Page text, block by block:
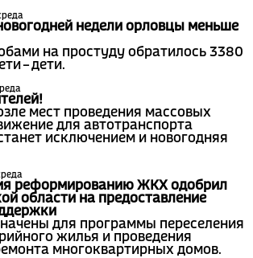
недели орловцы меньше
на простуду обратилось 3380
– дети.
мест проведения массовых
для автотранспорта
исключением и новогодняя
реформированию ЖКХ одобрил
области на предоставление
для программы переселения
жилья и проведения
многоквартирных домов.